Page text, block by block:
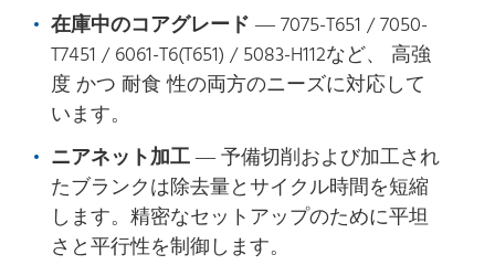
在庫中のコアグレード — 7075-T651 / 7050-
T7451 / 6061-T6(T651) / 5083-H112など、 高強
度 かつ 耐食性の両方のニーズに対応して
います。
ニアネット加工— 予備切削および加工され
たブランクは除去量とサイクル時間を短縮
します。精密なセットアップのために平坦
さと平行性を制御します。